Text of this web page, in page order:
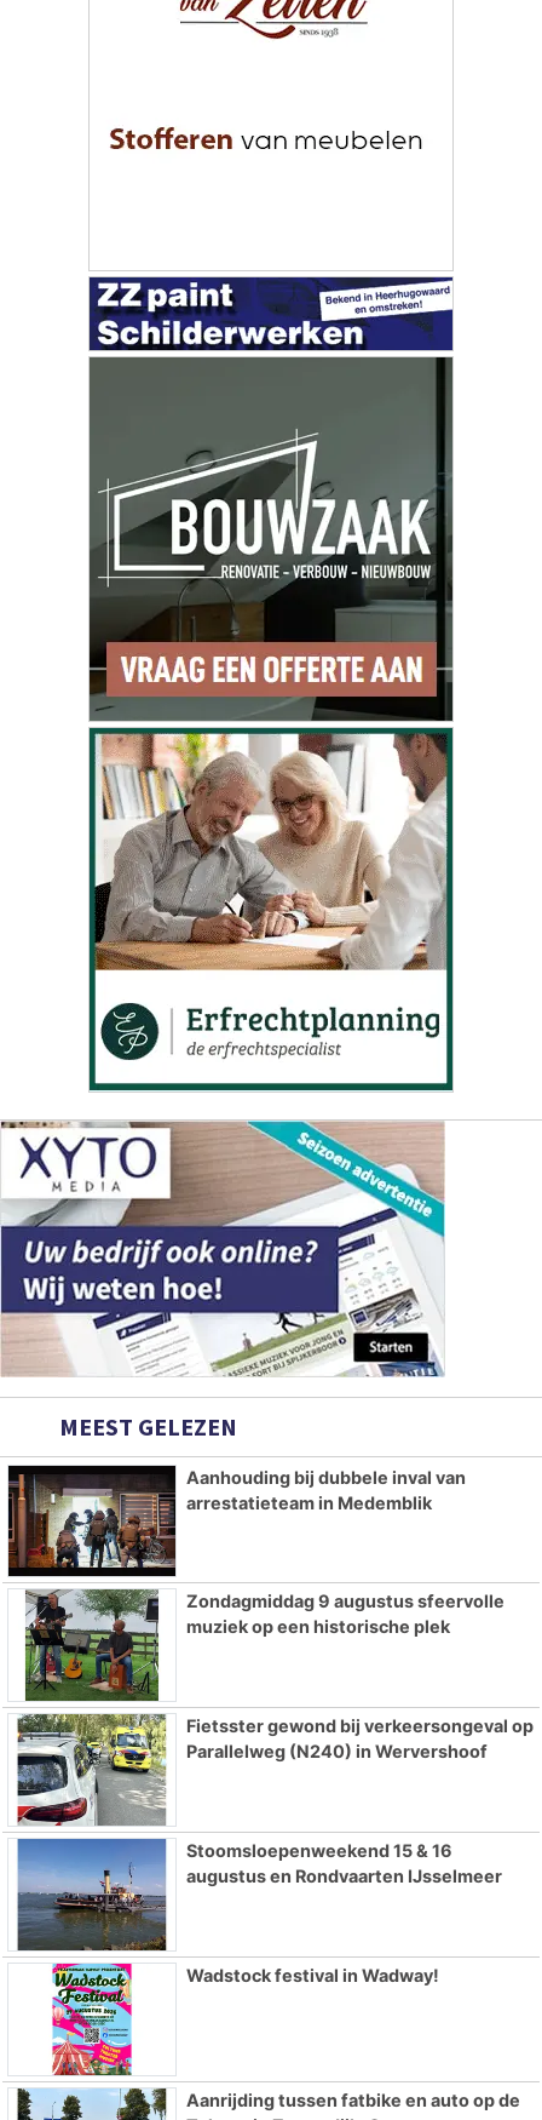
MEEST GELEZEN
Aanhouding bij dubbele inval van
arrestatieteam in Medemblik
Zondagmiddag 9 augustus sfeervolle
muziek op een historische plek
Fietsster gewond bij verkeersongeval op
Parallelweg (N240) in Wervershoof
Stoomsloepenweekend 15 & 16
augustus en Rondvaarten IJsselmeer
Wadstock festival in Wadway!
Aanrijding tussen fatbike en auto op de